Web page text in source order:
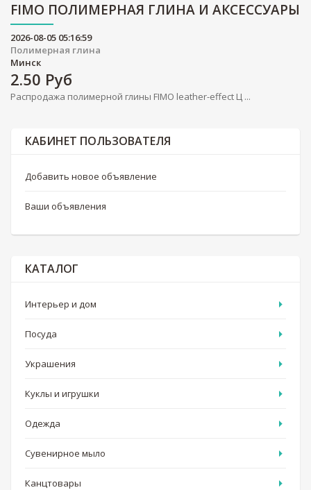
FIMO ПОЛИМЕРНАЯ ГЛИНА И АКСЕССУАРЫ
2026-08-05 05:16:59
Полимерная глина
Минск
2.50 Руб
Распродажа полимерной глины FIMO leather-effect Ц ...
КАБИНЕТ ПОЛЬЗОВАТЕЛЯ
Добавить новое объявление
Ваши объявления
КАТАЛОГ
Интерьер и дом
Посуда
Украшения
Куклы и игрушки
Одежда
Сувенирное мыло
Канцтовары